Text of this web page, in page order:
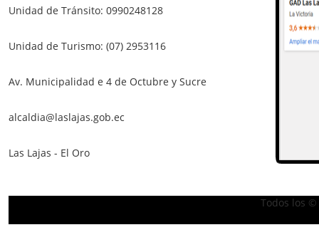
Unidad de Tránsito: 0990248128
Unidad de Turismo: (07) 2953116
Av. Municipalidad e 4 de Octubre y Sucre
alcaldia@laslajas.gob.ec
Las Lajas - El Oro
Todos los ©